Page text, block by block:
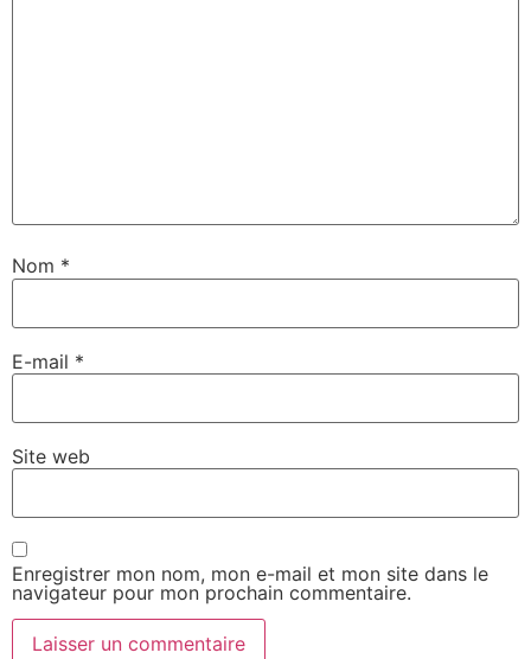
Nom *
E-mail *
Site web
Enregistrer mon nom, mon e-mail et mon site dans le
navigateur pour mon prochain commentaire.